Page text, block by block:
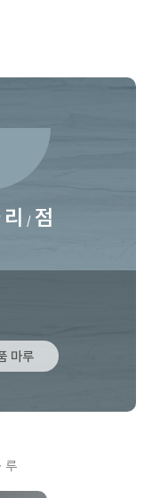
리 점
마루
루